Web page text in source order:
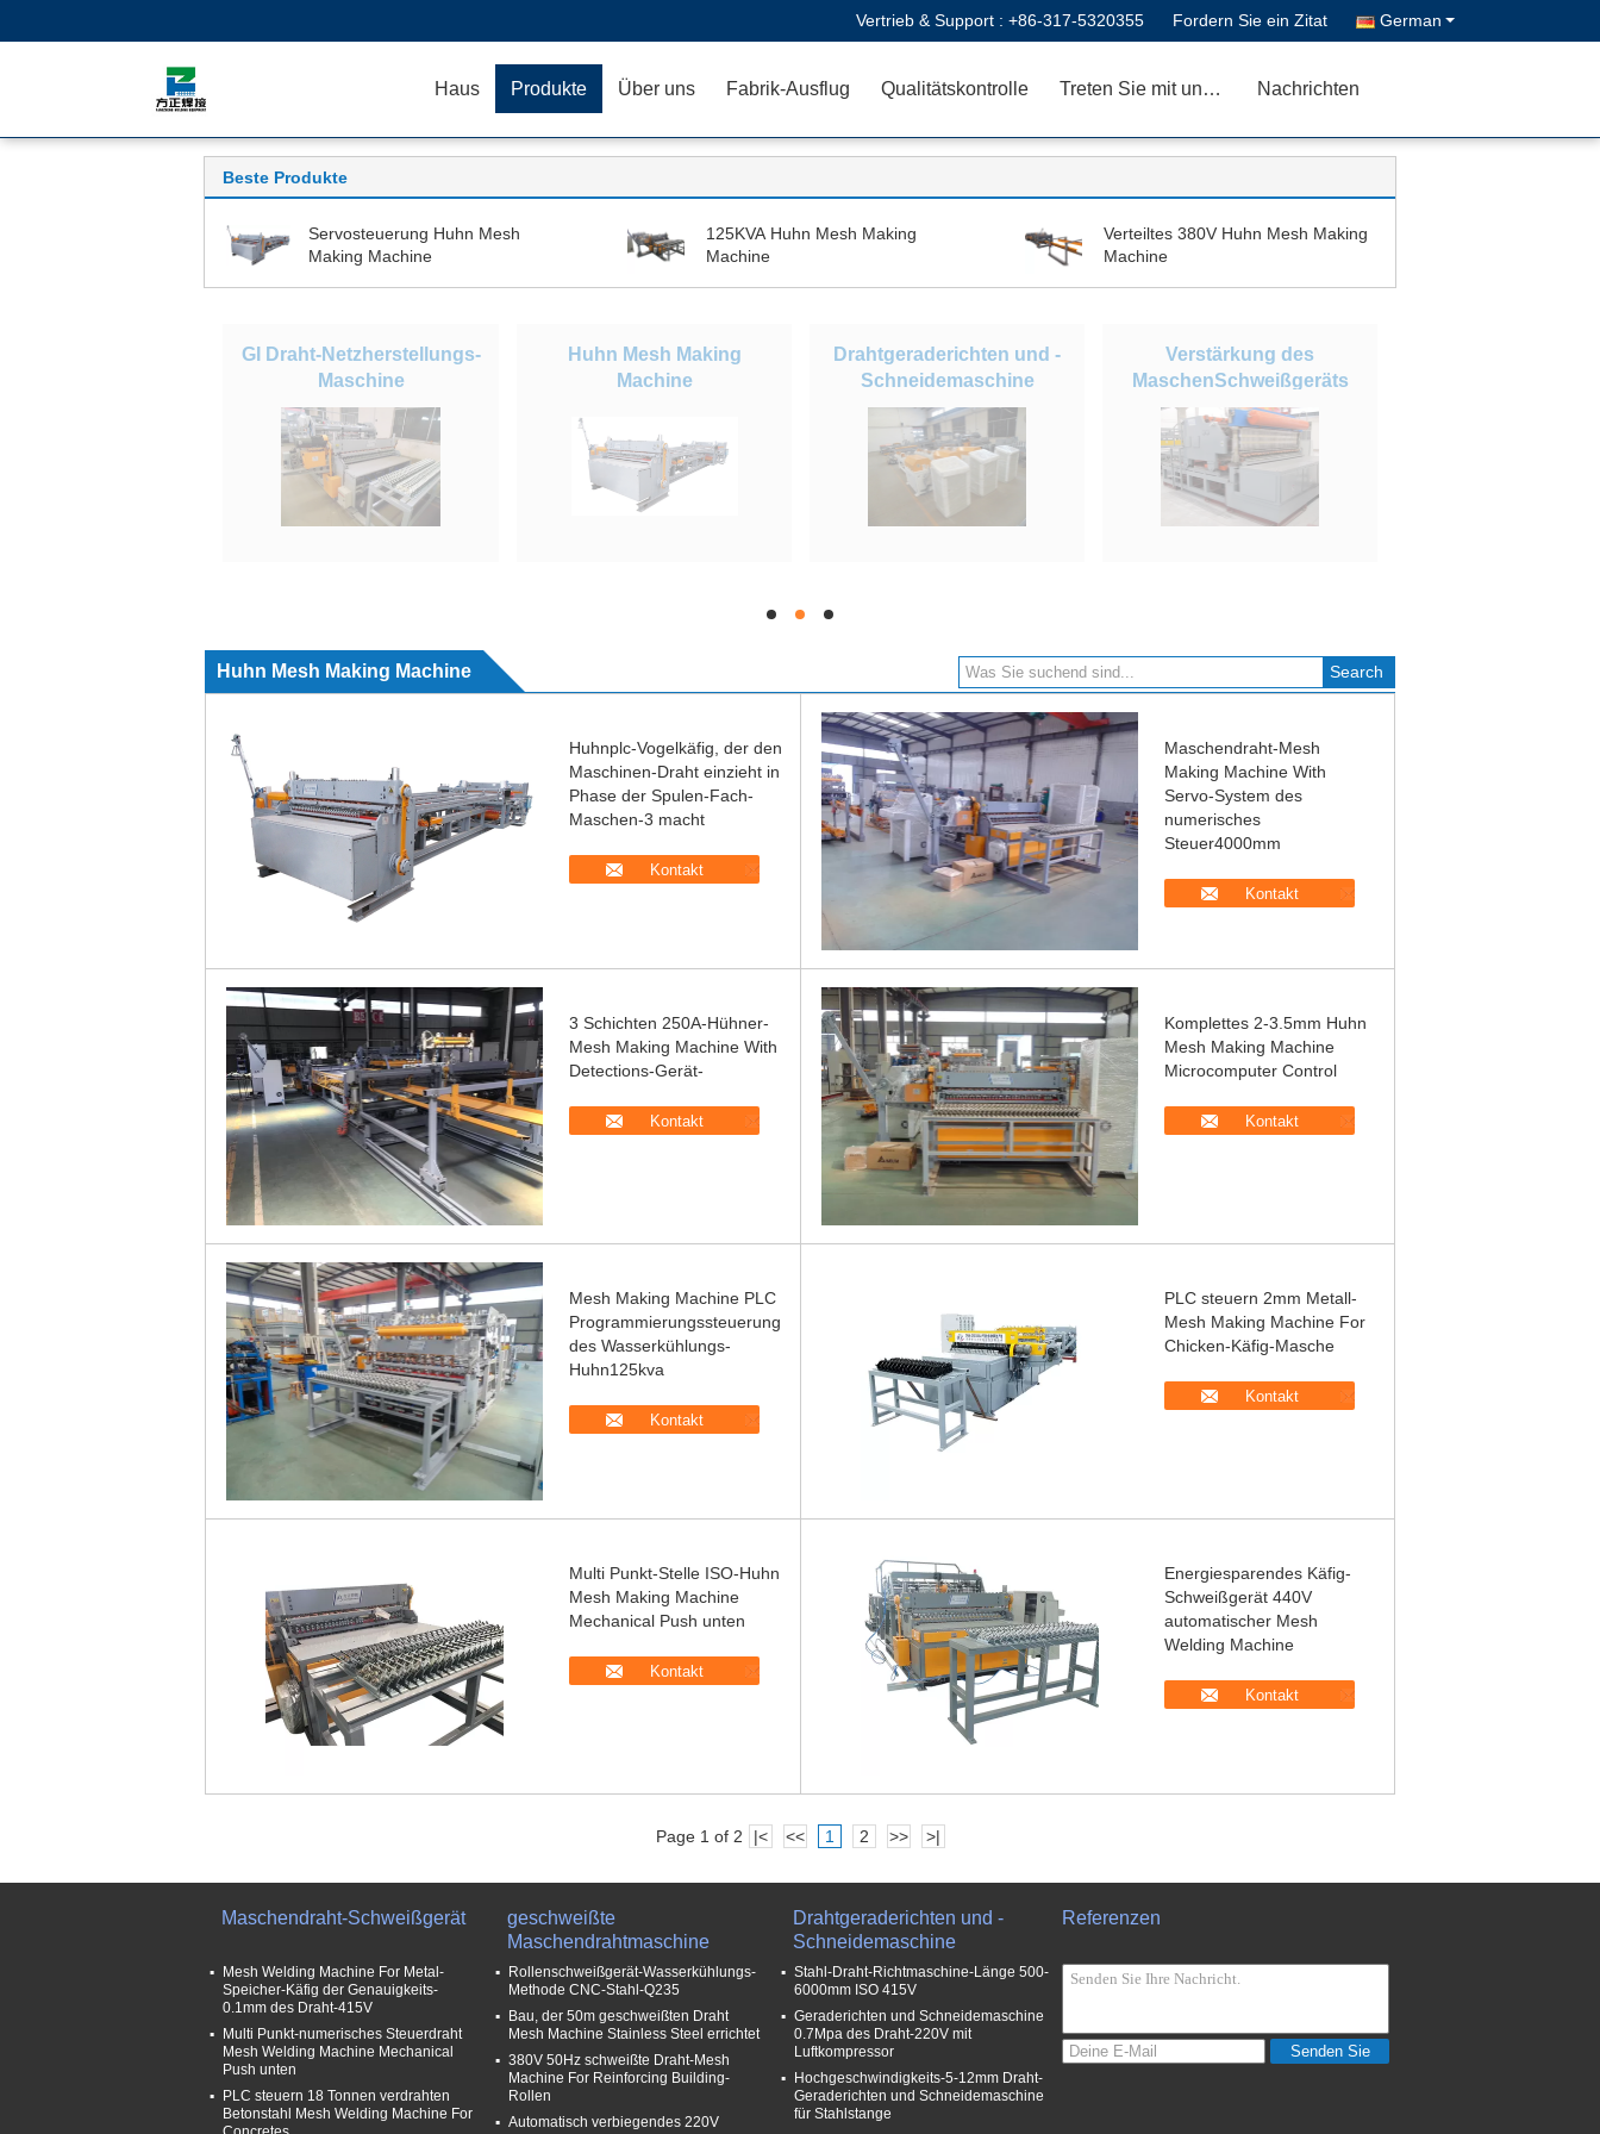
Vertrieb & Support : +86-317-5320355 Fordern Sie ein Zitat German
Haus Produkte Über uns Fabrik-Ausflug Qualitätskontrolle Treten Sie mit uns in Verbindung Nachrichten
Beste Produkte
Servosteuerung Huhn Mesh
Making Machine
125KVA Huhn Mesh Making
Machine
Verteiltes 380V Huhn Mesh Making
Machine
GI Draht-Netzherstellungs-
Maschine
Huhn Mesh Making
Machine
Drahtgeraderichten und -
Schneidemaschine
Verstärkung des
MaschenSchweißgeräts
hd hd hd
Huhn Mesh Making Machine
Huhnplc-Vogelkäfig, der den
Maschinen-Draht einzieht in
Phase der Spulen-Fach-
Maschen-3 macht
Kontakt
Maschendraht-Mesh
Making Machine With
Servo-System des
numerisches
Steuer4000mm
Kontakt
3 Schichten 250A-Hühner-
Mesh Making Machine With
Detections-Gerät-
Kontakt
Komplettes 2-3.5mm Huhn
Mesh Making Machine
Microcomputer Control
Kontakt
Mesh Making Machine PLC
Programmierungssteuerung
des Wasserkühlungs-
Huhn125kva
Kontakt
PLC steuern 2mm Metall-
Mesh Making Machine For
Chicken-Käfig-Masche
Kontakt
Multi Punkt-Stelle ISO-Huhn
Mesh Making Machine
Mechanical Push unten
Kontakt
Energiesparendes Käfig-
Schweißgerät 440V
automatischer Mesh
Welding Machine
Kontakt
Page 1 of 2 |< << 1 2 >> >|
Maschendraht-Schweißgerät
Mesh Welding Machine For Metal-
Speicher-Käfig der Genauigkeits-
0.1mm des Draht-415V
Multi Punkt-numerisches Steuerdraht
Mesh Welding Machine Mechanical
Push unten
PLC steuern 18 Tonnen verdrahten
Betonstahl Mesh Welding Machine For
geschweißte
Maschendrahtmaschine
Rollenschweißgerät-Wasserkühlungs-
Methode CNC-Stahl-Q235
Bau, der 50m geschweißten Draht
Mesh Machine Stainless Steel errichtet
380V 50Hz schweißte Draht-Mesh
Machine For Reinforcing Building-
Rollen
Automatisch verbiegendes 220V
Drahtgeraderichten und -
Schneidemaschine
Stahl-Draht-Richtmaschine-Länge 500-
6000mm ISO 415V
Geraderichten und Schneidemaschine
0.7Mpa des Draht-220V mit
Luftkompressor
Hochgeschwindigkeits-5-12mm Draht-
Geraderichten und Schneidemaschine
für Stahlstange
Referenzen
Senden Sie